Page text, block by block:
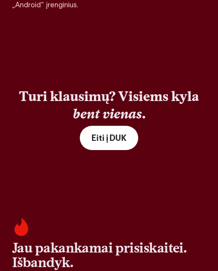
„Android“ įrenginius.
Turi klausimų? Visiems kyla
bent vienas.
Eiti į DUK
Jau pakankamai prisiskaitei.
Išbandyk.